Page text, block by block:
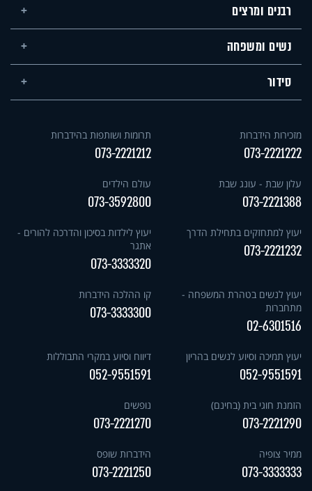
רבנים ומרצים
נשים ומשפחה
סידור
מזכירות הידברות
073-2221222
תרומות ושותפות בהידברות
073-2221212
עלון שבת - עונג שבת
073-2221388
עולם הילדים
073-3592800
יעוץ למתחזקים בתחילת הדרך
073-2221232
יעוץ לילדות בסיכון והדרכה להורים -
אתגר
073-3333320
יעוץ לנשים בטהרת המשפחה -
מתחברות
02-6301516
קו ההלכה הידברות
073-3333300
יעוץ תמיכה וסיוע לנשים בהריון
052-9551591
דיווח וסיוע במקרי התבוללות
052-9551591
הזמנת חוגי בית (בחינם)
073-2221290
נופשים
073-2221270
ממיר צופיה
073-3333333
הידברות שופס
073-2221250